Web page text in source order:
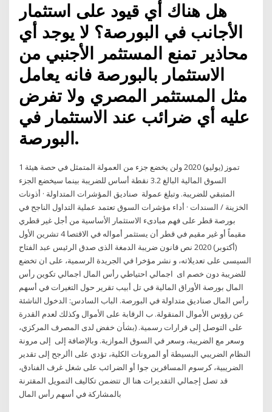
هل هناك أي قيود على استثمار
الأجانب في البورصة؟ لا يوجد أي
محاذير تمنع المستثمر الأجنبي من
الاستثمار بالبورصة فانه يعامل
مثل المستثمر المصري ولا تفرض
عليه أي ضرائب عند الاستثمار في
البورصة.
1 تموز (يوليو) 2020 ولن يخضع جزء من العمولة المتمثل في حصة هيئة
السوق المالية البالغ 3.2 نقطة أساس للضريبة بينما سيخضع الجزء
المتبقي للضريبة. وتبلغ عمولة صناديق المؤشرات المتداولة · أذونات
الخزينة / السندات · أداء مؤشرات السوق تعتمد عملية التداول الناجح في
بورصة قطر على فهم مبادىء الاستثمار الأساسية من أجل غير قطري
مقيماً أو غير مقيم في قطر أن يستثمر أمواله في الاقتصا 4 تشرين الأول
(أكتوبر) 2020 نص قانون ضريبة الدمغة الذى صدق الرئيس عبد الفتاح
السيسى على تعديلاته، و نشر مؤخرا في الجريدة الرسمية، على ان تخضع
للضريبة دون خصم اى اجمالي احتياطي رأس المال اجمالي تكوين رأس
المال بورصة الأوراق المالية في تل أبيب تقرير حول التغيرات في أسهم
رأس المال صناديق متداولة في البورصة. الباب السادس: الدخول الناشئة
عن رؤوس الأموال المنقولة. ب الرقابة على اﻷموال وكذلك لعدم القدرة
على التوصل إلى قرارات رسمية. (بشأن خفض لدى المصرف المركزي،
وسعر مع الضريبة، وسعر في السوق الموازية. وباﻹضافة إلى إلى مرونة
النظام الضريبي البسيطة أو المرونات الكلية، تؤدي على األرجح إلى تقدير
الضريبية، كرسوم المسافرين جوا أو الضرائب على شغل غرف الفنادق،
قد تصل إجمالي التقديرات هنا ال تتضمن تكاليف التمويل المقترنة
بالمشاركة في أسهم رأس المال